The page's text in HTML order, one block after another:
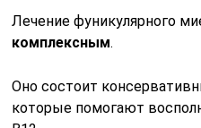
Лечение фуникулярного
комплексным.
Оно состоит
которые помогают